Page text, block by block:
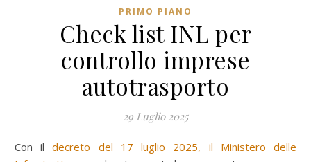
PRIMO PIANO
Check list INL per
controllo imprese
autotrasporto
29 Luglio 2025
Con ildecreto del 17 luglio 2025, il Ministero delle